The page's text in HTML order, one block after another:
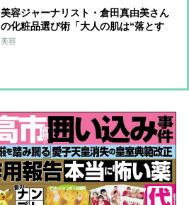
美容ジャーナリスト・倉田真由美さん
の化粧品選び術「大人の肌は“落とす
ケア”と“与えるケア”を丁寧に」愛用
美容